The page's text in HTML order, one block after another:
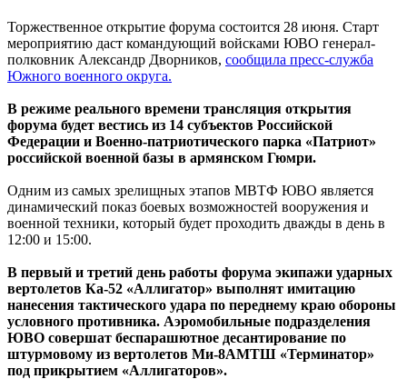
Торжественное открытие форума состоится 28 июня. Старт
мероприятию даст командующий войсками ЮВО генерал-
полковник Александр Дворников, сообщила пресс-служба
Южного военного округа.
В режиме реального времени трансляция открытия
форума будет вестись из 14 субъектов Российской
Федерации и Военно-патриотического парка «Патриот»
российской военной базы в армянском Гюмри.
Одним из самых зрелищных этапов МВТФ ЮВО является
динамический показ боевых возможностей вооружения и
военной техники, который будет проходить дважды в день в
12:00 и 15:00.
В первый и третий день работы форума экипажи ударных
вертолетов Ка-52 «Аллигатор» выполнят имитацию
нанесения тактического удара по переднему краю обороны
условного противника. Аэромобильные подразделения
ЮВО совершат беспарашютное десантирование по
штурмовому из вертолетов Ми-8АМТШ «Терминатор»
под прикрытием «Аллигаторов».